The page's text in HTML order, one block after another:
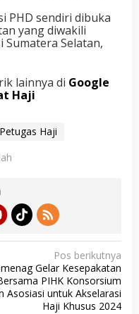
PHD sendiri dibuka
yang diwakili
Selatan,
lainnya di Google
Haji
Petugas Haji
Pos berikutnya
Gelar Kesepakatan
PIHK Konsorsium
Asosiasi untuk Akselarasi
Haji Khusus 2024